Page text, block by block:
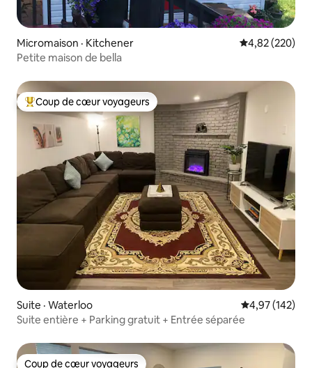
Micromaison · Kitchener Note
4,82 (220)
Petite maison de bella
Coup de cœur voyageurs parmi les plus aimés
Coup de cœur voyageurs
Suite · Waterloo Note
4,97 (142)
Suite entière + Parking gratuit + Entrée séparée
Coup de cœur voyageurs